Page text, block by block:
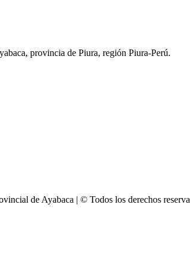
provincia de Piura, región Piura-Perú.
de Ayabaca | © Todos los derechos